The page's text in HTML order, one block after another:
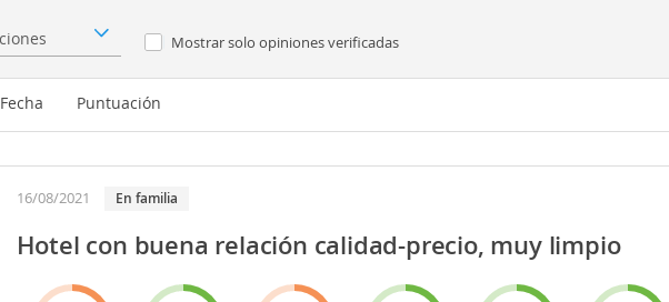
Mostrar solo opiniones verificadas
Fecha Puntuación
16/08/2021 En familia
Hotel con buena relación calidad-precio, muy limpio